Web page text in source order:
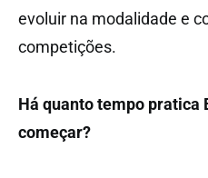
evoluir na modalidade e
competições.
Há quanto tempo pratica
começar?